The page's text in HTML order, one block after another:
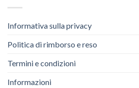
Informativa sulla privacy
Politica di rimborso e reso
Termini e condizioni
Informazioni